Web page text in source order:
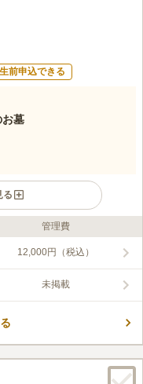
生前申込できる
お墓
る
咳の病を癒すために祀られた
りしに行くことができま
継ぎがいらっしゃらない
にあるため、明るい空間
件
も便利だと思う。雨の日は
。
管理費
12,000円（税込）
未掲載